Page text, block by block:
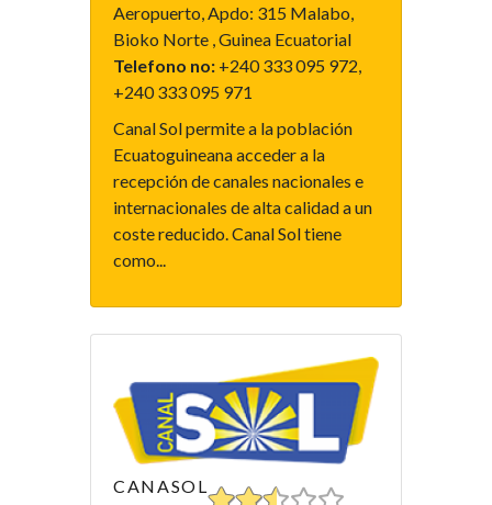
Aeropuerto, Apdo: 315 Malabo,
Bioko Norte , Guinea Ecuatorial
Telefono no: +240 333 095 972,
+240 333 095 971
Canal Sol permite a la población
Ecuatoguineana acceder a la
recepción de canales nacionales e
internacionales de alta calidad a un
coste reducido. Canal Sol tiene
como...
CANASOL